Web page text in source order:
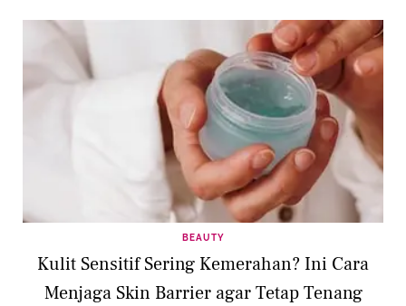
BEAUTY
Kulit Sensitif Sering Kemerahan? Ini Cara
Menjaga Skin Barrier agar Tetap Tenang